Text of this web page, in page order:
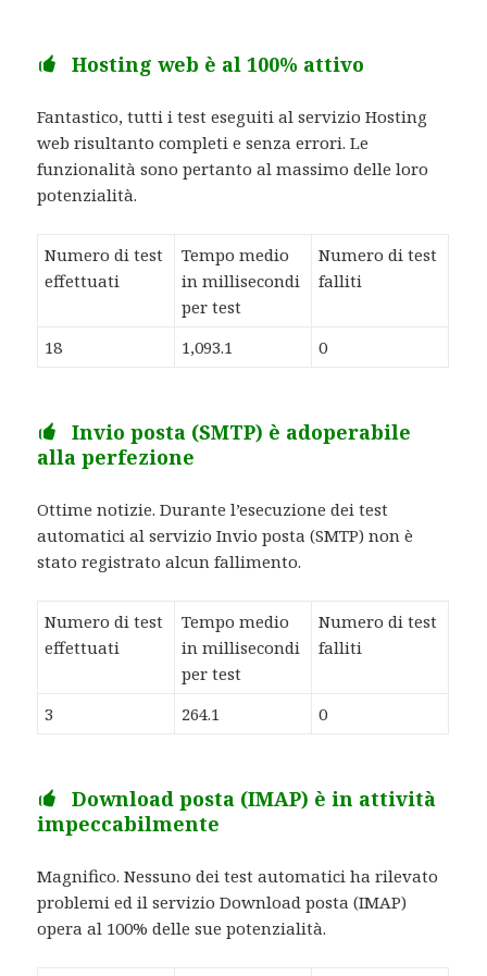
Hosting web è al 100% attivo
Fantastico, tutti i test eseguiti al servizio Hosting
web risultanto completi e senza errori. Le
funzionalità sono pertanto al massimo delle loro
potenzialità.
Numero di test
effettuati
Tempo medio
in millisecondi
per test
Numero di test
falliti
18 1,093.1 0
Invio posta (SMTP) è adoperabile
alla perfezione
Ottime notizie. Durante l’esecuzione dei test
automatici al servizio Invio posta (SMTP) non è
stato registrato alcun fallimento.
Numero di test
effettuati
Tempo medio
in millisecondi
per test
Numero di test
falliti
3 264.1 0
Download posta (IMAP) è in attività
impeccabilmente
Magnifico. Nessuno dei test automatici ha rilevato
problemi ed il servizio Download posta (IMAP)
opera al 100% delle sue potenzialità.